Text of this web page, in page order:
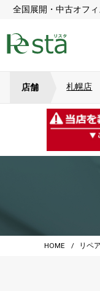
全国展開・中古オフ
店舗 札幌店
HOME リペ